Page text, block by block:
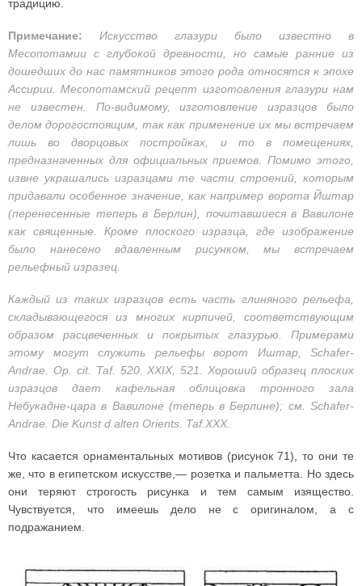
традицию.
Примечание:
Искусство глазури было известно в
Месопотамии с глубокой древности, но самые ранние из
дошедших до нас памятников этого рода относятся к эпохе
Ассирии. Месопотамский рецепт изготовления глазури нам
не известен. По-видимому, изготовление изразцов было
делом дорогостоящим, так как применение их мы встречаем
лишь во дворцовых постройках, и то в помещениях,
предназначенных для официальных приемов. Помимо этого,
извне украшались изразцами те части строений, которым
придавали особенное значение, как например ворота Йштар
(перенесенные теперь в Берлин), почитавшиеся в Вавилоне
как священные. Кроме плоского изразца, где изображение
было нанесено вдавленным рисунком, мы встречаем
рельефный изразец.
Каждый из таких изразцов есть часть глиняного рельефа,
складывающегося из многих кирпичей, соответствующим
образом расцвеченных и покрытых глазурью. Примерами
этому могут служить рельефы ворот Иштар, Schafer-
Andrae. Op. cit. Taf. 520. XXIX, 521. Хороший образец плоских
изразцов дает кафельная облицовка тронного зала
Небукадне-цара в Вавилоне (теперь в Берлине); см. Schafer-
Andrae. Die Kunst d.alten Orients. Taf.XXX.
Что касается орнаментальных мотивов (рисунок 71), то они те
же, что в египетском искусстве,— розетка и пальметта. Но здесь
они теряют строгость рисунка и тем самым изящество.
Чувствуется, что имеешь дело не с оригиналом, а с
подражанием.